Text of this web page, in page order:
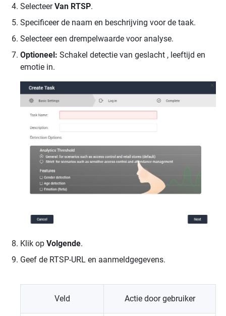
SelecteerVan RTSP.
Specificeer de naam en beschrijving voor de taak.
Selecteer een drempelwaarde voor analyse.
Optioneel: Schakel detectie van geslacht , leeftijd en
emotie in.
Klik op Volgende.
Geef de RTSP-URL en aanmeldgegevens.
Veld Actie door gebruiker